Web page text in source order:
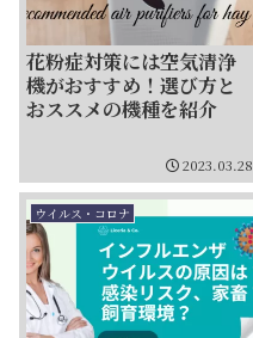
花粉症対策には空気清浄
機がおすすめ！選び方と
おススメの機種を紹介
2023.03.28
ウイルス・コロナ